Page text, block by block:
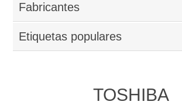
Fabricantes
Etiquetas populares
TOSHIBA